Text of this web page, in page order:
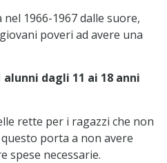
1966-1967 dalle suore,
poveri ad avere una
dagli 11 ai 18 anni
rette per i ragazzi che non
porta a non avere
spese necessarie.